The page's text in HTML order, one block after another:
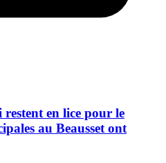
en lice pour le
au Beausset ont